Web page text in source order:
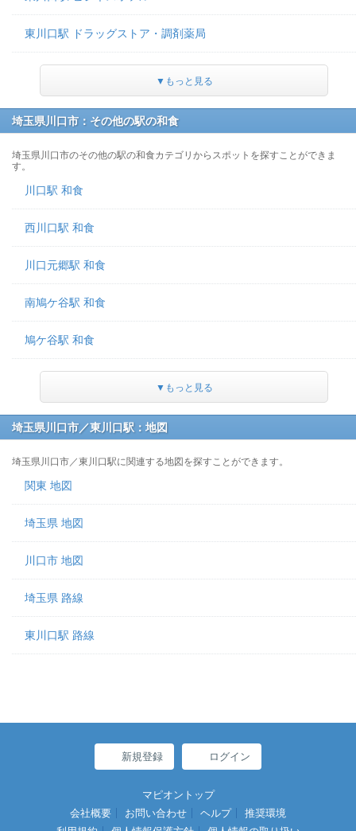
東川口駅 ドラッグストア・調剤薬局
▼もっと見る
埼玉県川口市：その他の駅の和食
埼玉県川口市のその他の駅の和食カテゴリからスポットを探すことができま
す。
川口駅 和食
西川口駅 和食
川口元郷駅 和食
南鳩ケ谷駅 和食
鳩ケ谷駅 和食
▼もっと見る
埼玉県川口市／東川口駅：地図
埼玉県川口市／東川口駅に関連する地図を探すことができます。
関東 地図
埼玉県 地図
川口市 地図
埼玉県 路線
東川口駅 路線
新規登録 ログイン
マピオントップ
会社概要
お問い合わせ ヘルプ
推奨環境